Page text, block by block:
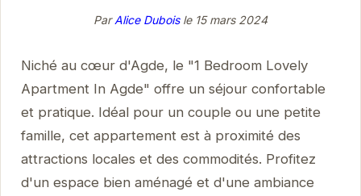
ParAlice Duboisle 15 mars 2024
Niché au cœur d'Agde, le "1 Bedroom Lovely
Apartment In Agde" offre un séjour confortable
et pratique. Idéal pour un couple ou une petite
famille, cet appartement est à proximité des
attractions locales et des commodités. Profitez
d'un espace bien aménagé et d'une ambiance